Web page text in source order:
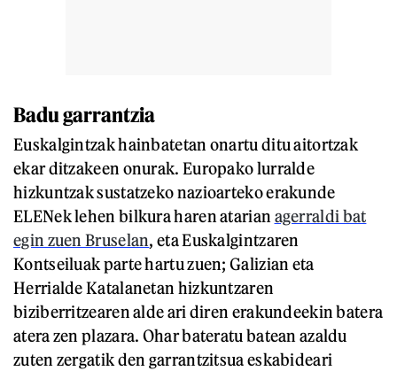
Badu garrantzia
Euskalgintzak hainbatetan onartu ditu aitortzak
ekar ditzakeen onurak. Europako lurralde
hizkuntzak sustatzeko nazioarteko erakunde
ELENek lehen bilkura haren atarian agerraldi bat
egin zuen Bruselan, eta Euskalgintzaren
Kontseiluak parte hartu zuen; Galizian eta
Herrialde Katalanetan hizkuntzaren
biziberritzearen alde ari diren erakundeekin batera
atera zen plazara. Ohar bateratu batean azaldu
zuten zergatik den garrantzitsua eskabideari